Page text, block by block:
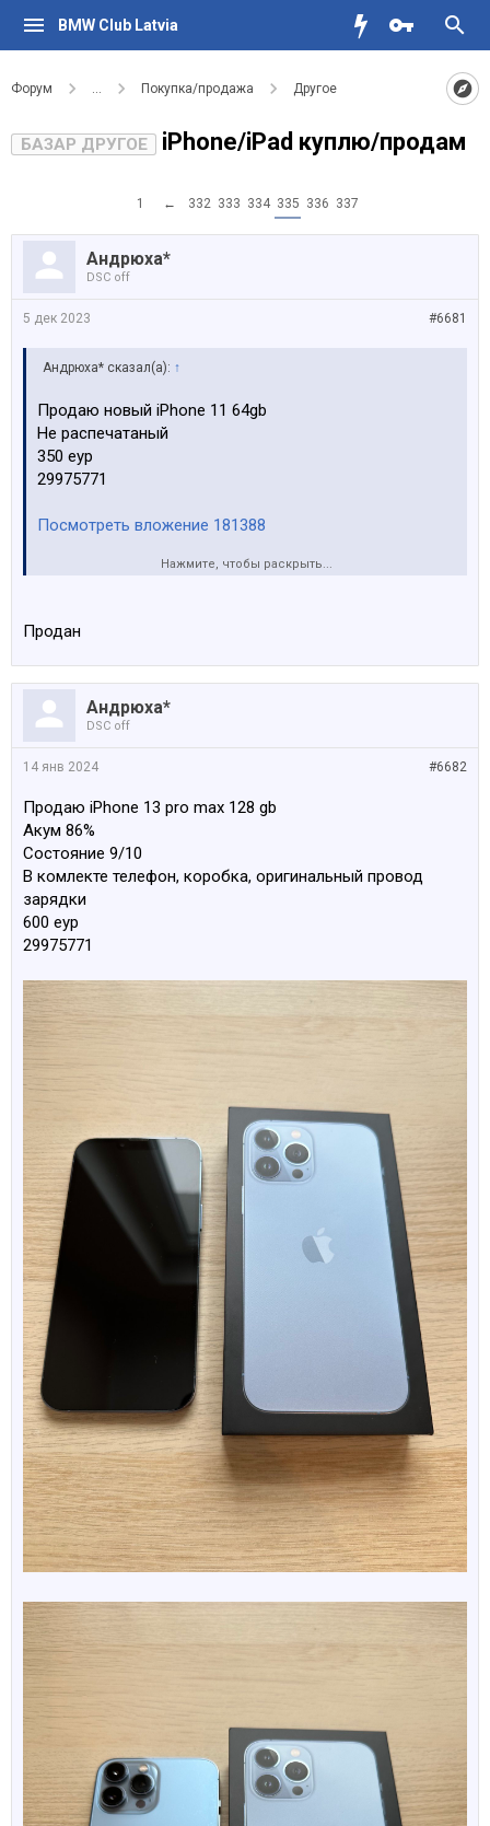
BMW Club Latvia
Форум ... Покупка/продажа Другое
БАЗАР ДРУГОЕ iPhone/iPad куплю/продам
1 ← 332 333 334 335 336 337
Андрюха*
DSC off
#6681
5 дек 2023
Андрюха* сказал(а): ↑
Продаю новый iPhone 11 64gb
Не распечатаный
350 еур
29975771
Посмотреть вложение 181388
Посмотреть вложение 181389
Нажмите, чтобы раскрыть...
Продан
Андрюха*
DSC off
#6682
14 янв 2024
Продаю iPhone 13 pro max 128 gb
Акум 86%
Состояние 9/10
В комлекте телефон, коробка, оригинальный провод
зарядки
600 еур
29975771